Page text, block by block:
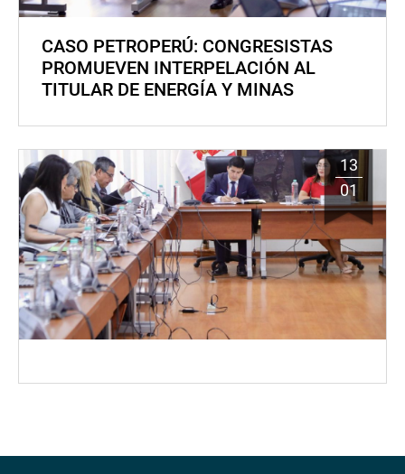
CASO PETROPERÚ: CONGRESISTAS
PROMUEVEN INTERPELACIÓN AL
TITULAR DE ENERGÍA Y MINAS
13
01